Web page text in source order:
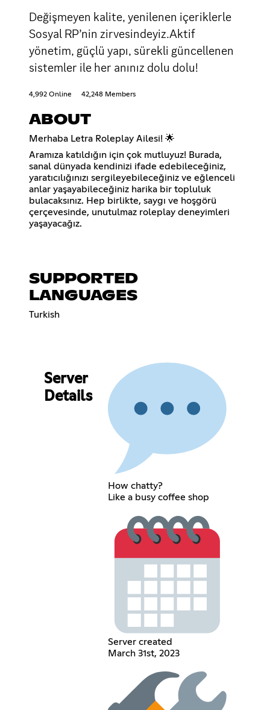
Değişmeyen kalite, yenilenen içeriklerle
Sosyal RP’nin zirvesindeyiz.Aktif
yönetim, güçlü yapı, sürekli güncellenen
sistemler ile her anınız dolu dolu!
4,992 Online 42,248 Members
ABOUT
Merhaba Letra Roleplay Ailesi! 🌟
Aramıza katıldığın için çok mutluyuz! Burada,
sanal dünyada kendinizi ifade edebileceğiniz,
yaratıcılığınızı sergileyebileceğiniz ve eğlenceli
anlar yaşayabileceğiniz harika bir topluluk
bulacaksınız. Hep birlikte, saygı ve hoşgörü
çerçevesinde, unutulmaz roleplay deneyimleri
yaşayacağız.
SUPPORTED
LANGUAGES
Turkish
Server
Details
How chatty?
Like a busy coffee shop
Server created
March 31st, 2023